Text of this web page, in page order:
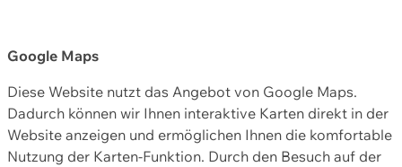
Google Maps
Diese Website nutzt das Angebot von Google Maps.
Dadurch können wir Ihnen interaktive Karten direkt in der
Website anzeigen und ermöglichen Ihnen die komfortable
Nutzung der Karten-Funktion. Durch den Besuch auf der